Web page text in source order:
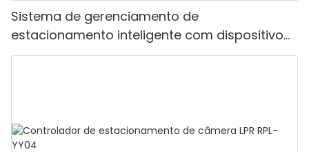
Sistema de gerenciamento de
estacionamento inteligente com dispositivo
de bilhete de impressora e portão de barreira